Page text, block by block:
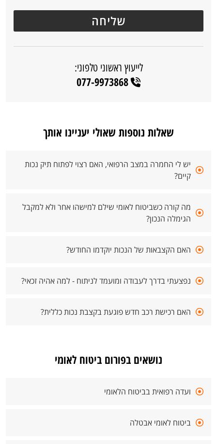
לייעוץ ראשוני טלפוני:
077-9973868
שאלות נוספות שאולי יעניינו אותך
יש לי החמרה במצב הרפואי, האם רצוי לפתוח תיק נכות
קיים?
מה קורה כשביטוח לאומי שילם למישהו אחר ולא למקבל
הגימלה הנכון?
האם הקצבאות של הנכות יוקדמו החודש?
נפצעתי בדרך לעבודה ומועמד לניתוח - למה אהיה זכאי?
האם רכישת רכב חדש פוגעת בקצבת נכות כללית?
נושאים בפורום ביטוח לאומי
ועדה רפואית בביטוח הלאומי
ביטוח לאומי אבטלה